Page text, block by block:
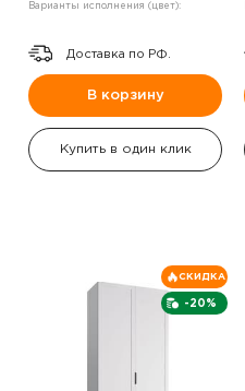
Варианты исполнения (цвет):
Доставка по РФ.
В корзину
Купить в один клик
-20%
СКИДКА